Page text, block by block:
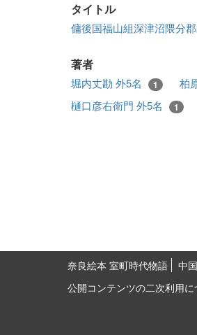
タイトル
傭後国福山組深津沼隈分
著者
堀内丈勘 外5名 1 柏
樋口彦右衛門 外5名 1
奈良絵本 室町時代物語 中
公開コンテンツの二次利用に